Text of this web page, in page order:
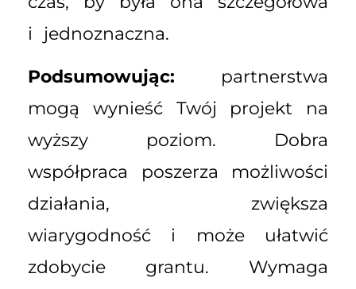
i jednoznaczna.
Podsumowując: partnerstwa
mogą wynieść Twój projekt na
wyższy poziom. Dobra
współpraca poszerza możliwości
działania, zwiększa
wiarygodność i może ułatwić
zdobycie grantu. Wymaga